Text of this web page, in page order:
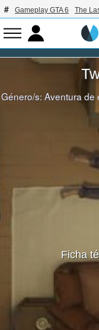
Gameplay GTA 6 The
Género/s:Aventura de
Ficha